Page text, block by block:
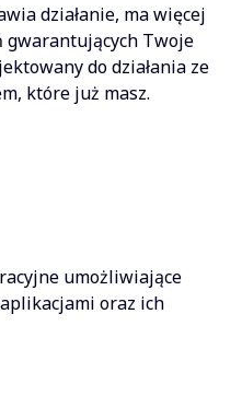
działanie, ma więcej
gwarantujących Twoje
do działania ze
które już masz.
umożliwiające
oraz ich